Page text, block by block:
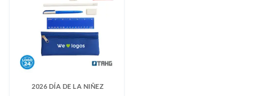
2026 DÍA DE LA NIÑEZ